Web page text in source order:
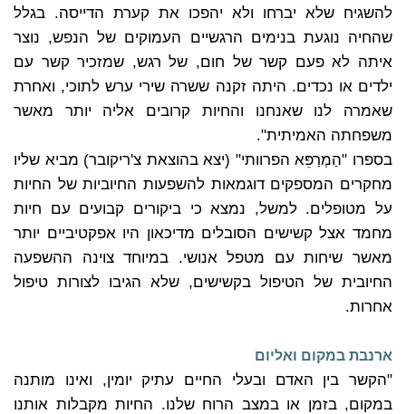
להשגיח שלא יברחו ולא יהפכו את קערת הדייסה. בגלל
שהחיה נוגעת בנימים הרגשיים העמוקים של הנפש, נוצר
איתה לא פעם קשר של חום, של רגש, שמזכיר קשר עם
ילדים או נכדים. היתה זקנה ששרה שירי ערש לתוכי, ואחרת
שאמרה לנו שאנחנו והחיות קרובים אליה יותר מאשר
משפחתה האמיתית".
בספרו "הַמְרַפֵּא הפרוותי" (יצא בהוצאת צ'ריקובר) מביא שליו
מחקרים המספקים דוגמאות להשפעות החיוביות של החיות
על מטופלים. למשל, נמצא כי ביקורים קבועים עם חיות
מחמד אצל קשישים הסובלים מדיכאון היו אפקטיביים יותר
מאשר שיחות עם מטפל אנושי. במיוחד צוינה ההשפעה
החיובית של הטיפול בקשישים, שלא הגיבו לצורות טיפול
אחרות.
ארנבת במקום ואליום
"הקשר בין האדם ובעלי החיים עתיק יומין, ואינו מותנה
במקום, בזמן או במצב הרוח שלנו. החיות מקבלות אותנו